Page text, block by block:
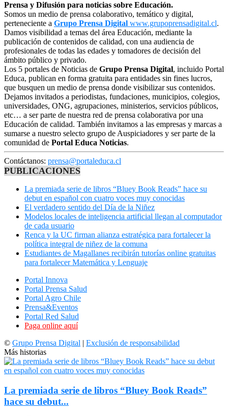
Prensa y Difusión para noticias sobre Educación.
Somos un medio de prensa colaborativo, temático y digital,
perteneciente a Grupo Prensa Digital www.grupoprensadigital.cl.
Damos visibilidad a temas del área Educación, mediante la
publicación de contenidos de calidad, con una audiencia de
profesionales de todas las edades y tomadores de decisión del
ámbito público y privado.
Los 5 portales de Noticias de Grupo Prensa Digital, incluido Portal
Educa, publican en forma gratuita para entidades sin fines lucros,
que busquen un medio de prensa donde visibilizar sus contenidos.
Dejamos invitados a periodistas, fundaciones, municipios, colegios,
universidades, ONG, agrupaciones, ministerios, servicios públicos,
etc… a ser parte de nuestra red de prensa colaborativa por una
Educación de calidad. También invitamos a las empresas y marcas a
sumarse a nuestro selecto grupo de Auspiciadores y ser parte de la
comunidad de Portal Educa Noticias.
Contáctanos: prensa@portaleduca.cl
PUBLICACIONES
La premiada serie de libros “Bluey Book Reads” hace su
debut en español con cuatro voces muy conocidas
El verdadero sentido del Día de la Niñez
Modelos locales de inteligencia artificial llegan al computador
de cada usuario
Renca y la UC firman alianza estratégica para fortalecer la
política integral de niñez de la comuna
Estudiantes de Magallanes recibirán tutorías online gratuitas
para fortalecer Matemática y Lenguaje
Portal Innova
Portal Prensa Salud
Portal Agro Chile
Prensa&Eventos
Portal Red Salud
Paga online aquí
© Grupo Prensa Digital | Exclusión de responsabilidad
Más historias
La premiada serie de libros “Bluey Book Reads”
hace su debut...